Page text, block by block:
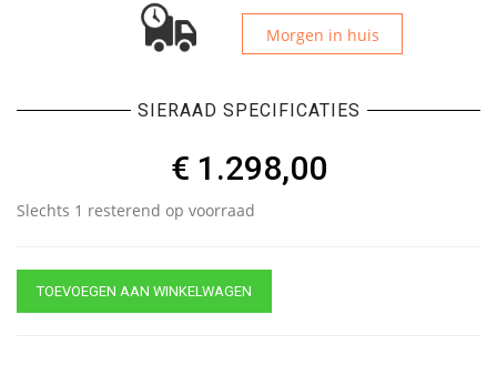
Morgen in huis
SIERAAD SPECIFICATIES
€ 1.298,00
Slechts 1 resterend op voorraad
TOEVOEGEN AAN WINKELWAGEN